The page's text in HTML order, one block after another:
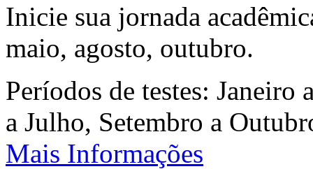
Inicie sua jornada
maio, agosto, outubro.
Períodos de testes:
a Julho, Setembro a
Mais Informações